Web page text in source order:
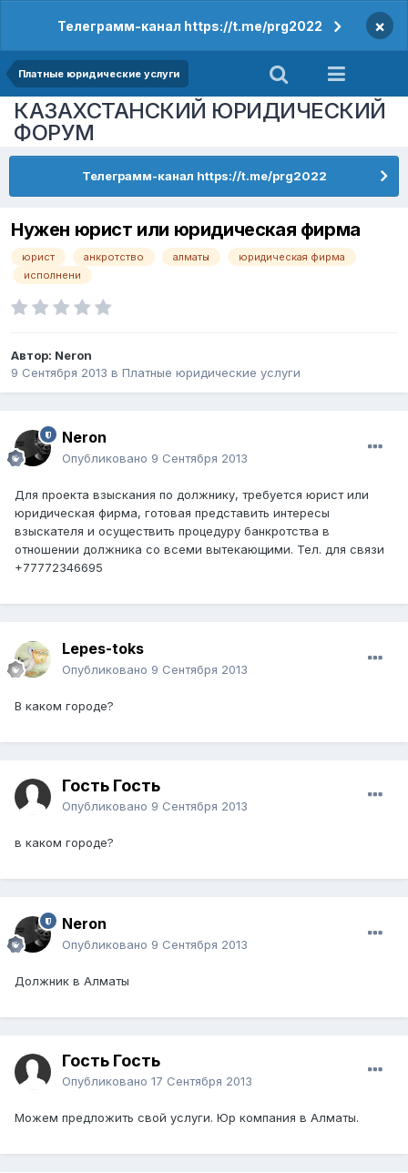
Телеграмм-канал https://t.me/prg2022 ×
Платные юридические услуги
КАЗАХСТАНСКИЙ ЮРИДИЧЕСКИЙ
ФОРУМ
Телеграмм-канал https://t.me/prg2022
Нужен юрист или юридическая фирма
юрист анкротство алматы
юридическая фирма
исполнени
Автор: Neron
9 Сентября 2013 в Платные юридические услуги
Neron
Опубликовано 9 Сентября 2013
Для проекта взыскания по должнику, требуется юрист или
юридическая фирма, готовая представить интересы
взыскателя и осуществить процедуру банкротства в
отношении должника со всеми вытекающими. Тел. для связи
+77772346695
Lepes-toks
Опубликовано 9 Сентября 2013
В каком городе?
Гость Гость
Опубликовано 9 Сентября 2013
в каком городе?
Neron
Опубликовано 9 Сентября 2013
Должник в Алматы
Гость Гость
Опубликовано 17 Сентября 2013
Можем предложить свой услуги. Юр компания в Алматы.